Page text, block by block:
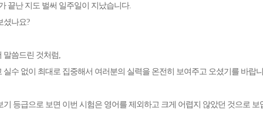
끝난 지도 벌써 일주일이 지났습니다.
셨나요?
말씀드린 것처럼,
실수 없이 최대로 집중해서 여러분의 실력을 온전히 보여주고 오셨기를 바랍
기 등급으로 보면 이번 시험은 영어를 제외하고 크게 어렵지 않았던 것으로 보